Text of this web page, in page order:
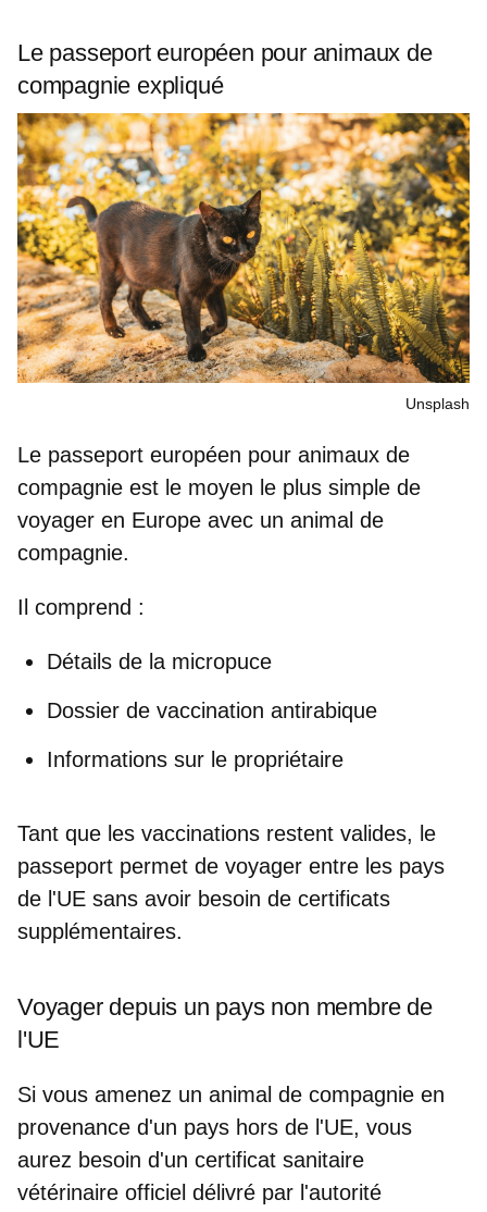
Le passeport européen pour animaux de
compagnie expliqué
Unsplash
Le passeport européen pour animaux de
compagnie est le moyen le plus simple de
voyager en Europe avec un animal de
compagnie.
Il comprend :
Détails de la micropuce
Dossier de vaccination antirabique
Informations sur le propriétaire
Tant que les vaccinations restent valides, le
passeport permet de voyager entre les pays
de l'UE sans avoir besoin de certificats
supplémentaires.
Voyager depuis un pays non membre de
l'UE
Si vous amenez un animal de compagnie en
provenance d'un pays hors de l'UE, vous
aurez besoin d'un certificat sanitaire
vétérinaire officiel délivré par l'autorité